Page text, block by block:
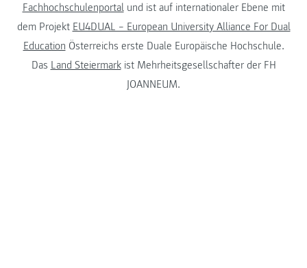
Fachhochschulenportalund ist auf internationaler Ebene mit
dem Projekt EU4DUAL – European University Alliance For Dual
Education Österreichs erste Duale Europäische Hochschule.
Das Land Steiermarkist Mehrheitsgesellschafter der FH
JOANNEUM.